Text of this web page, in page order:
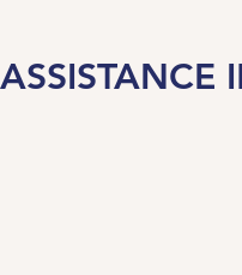
ASSISTANCE